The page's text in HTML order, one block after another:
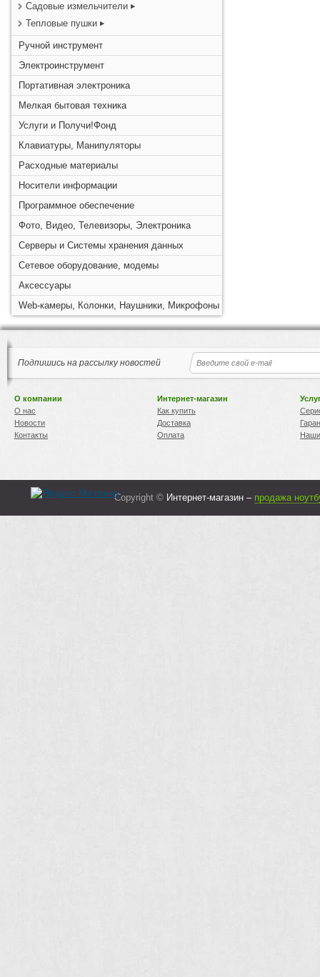
Садовые измельчители
Тепловые пушки
Ручной инструмент
Электроинструмент
Портативная электроника
Мелкая бытовая техника
Услуги и Получи!Фонд
Клавиатуры, Манипуляторы
Расходные материалы
Носители информации
Программное обеспечение
Фото, Видео, Телевизоры, Электроника
Серверы и Системы хранения данных
Сетевое оборудование, модемы
Аксессуары
Web-камеры, Колонки, Наушники, Микрофоны
Подпишись на рассылку новостей
О компании
О нас
Новости
Контакты
Интернет-магазин
Как купить
Доставка
Оплата
Copyright © Интернет-магазин – продажа